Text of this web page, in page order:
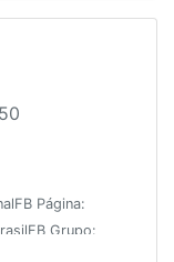
Página:
Grupo: